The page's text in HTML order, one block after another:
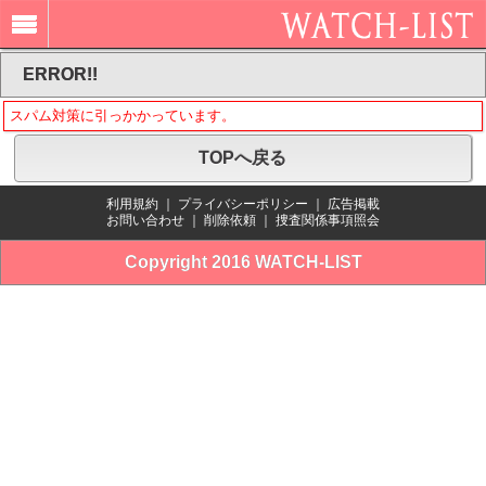
ERROR!!
スパム対策に引っかかっています。
TOPへ戻る
利用規約 プライバシーポリシー
広告掲載
お問い合わせ
削除依頼 捜査関係事項照会
Copyright 2016 WATCH-LIST